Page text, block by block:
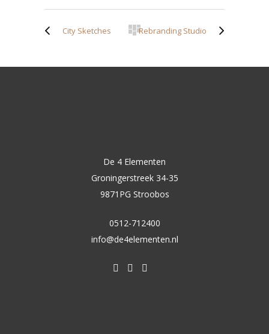
City Sketches Rebranding Studio
De 4 Elementen
Groningerstreek 34-35
9871PG Stroobos
0512-712400
info@de4elementen.nl